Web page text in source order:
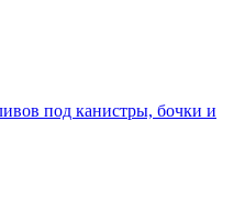
под канистры, бочки и